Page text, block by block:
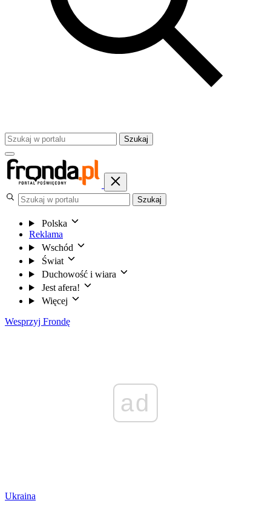
Szukaj
Szukaj
Polska
Reklama
Wschód
Świat
Duchowość i wiara
Jest afera!
Więcej
Wesprzyj Frondę
ad
Ukraina